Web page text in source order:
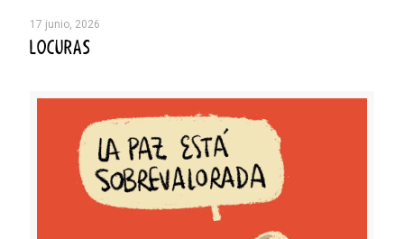
17 junio, 2026
LOCURAS